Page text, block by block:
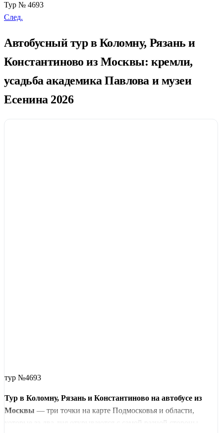
Тур № 4693
След.
Автобусный тур в Коломну, Рязань и
Константиново из Москвы: кремли,
усадьба академика Павлова и музеи
Есенина 2026
тур №4693
Тур в Коломну, Рязань и Константиново на автобусе из
Москвы — три точки на карте Подмосковья и области,
которые за два дня открываются с самой разной стороны.